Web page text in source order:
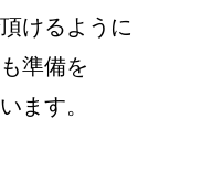
けるように
準備を
ます。